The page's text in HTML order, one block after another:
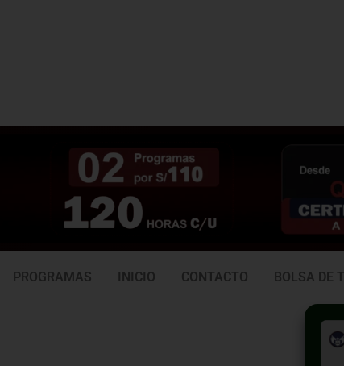
PROGRAMAS INICIO CONTACTO BOLSA DE